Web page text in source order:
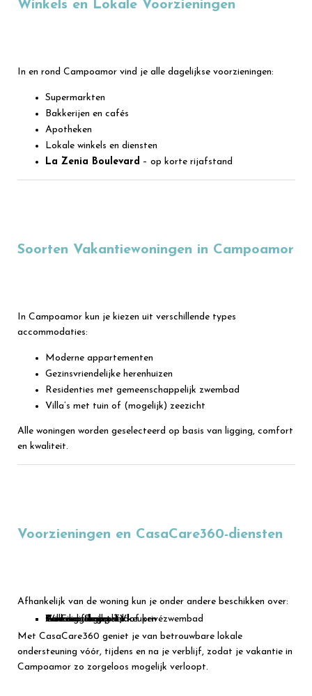
Winkels en Lokale Voorzieningen
In en rond Campoamor vind je alle dagelijkse voorzieningen:
Supermarkten
Bakkerijen en cafés
Apotheken
Lokale winkels en diensten
La Zenia Boulevard – op korte rijafstand
Soorten Vakantiewoningen in Campoamor
In Campoamor kun je kiezen uit verschillende types
accommodaties:
Moderne appartementen
Gezinsvriendelijke herenhuizen
Residenties met gemeenschappelijk zwembad
Villa’s met tuin of (mogelijk) zeezicht
Alle woningen worden geselecteerd op basis van ligging, comfort
en kwaliteit.
Voorzieningen en CasaCare360-diensten
Afhankelijk van de woning kun je onder andere beschikken over:
Airconditioning
Wi-Fi en Smart TV
Volledig uitgeruste keuken
Gemeenschappelijk of privézwembad
Terras of balkon
Parkeergelegenheid
Met CasaCare360 geniet je van betrouwbare lokale
ondersteuning vóór, tijdens en na je verblijf, zodat je vakantie in
Campoamor zo zorgeloos mogelijk verloopt.